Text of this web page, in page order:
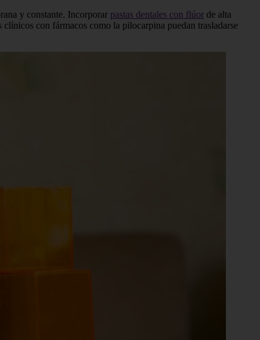
y constante. Incorporar pastas dentales con flúor de alta
con fármacos como la pilocarpina puedan trasladarse